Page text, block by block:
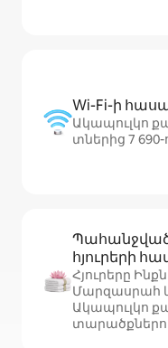
Wi-Fi-ի
Ակապուլկո
տներից 7
Պահանջված
հյուրերի
Հյուրերը
Մարզասրահ
Ակապուլկո